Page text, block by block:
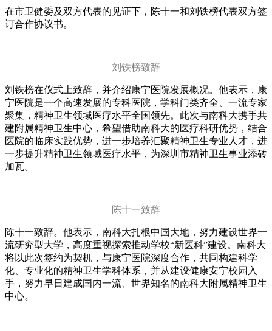
在市卫健委及双方代表的见证下，陈十一和刘铁榜代表双方签
订合作协议书。
刘铁榜致辞
刘铁榜在仪式上致辞，并介绍康宁医院发展概况。他表示，康
宁医院是一个高速发展的专科医院，学科门类齐全、一流专家
聚集，精神卫生领域医疗水平全国领先。此次与南科大携手共
建附属精神卫生中心，希望借助南科大的医疗科研优势，结合
医院的临床实践优势，进一步培养汇聚精神卫生专业人才，进
一步提升精神卫生领域医疗水平，为深圳市精神卫生事业添砖
加瓦。
陈十一致辞
陈十一致辞。他表示，南科大扎根中国大地，努力建设世界一
流研究型大学，高度重视探索推动学校“新医科”建设。南科大
将以此次签约为契机，与康宁医院深度合作，共同构建科学
化、专业化的精神卫生学科体系，并从建设健康安宁校园入
手，努力早日建成国内一流、世界知名的南科大附属精神卫生
中心。